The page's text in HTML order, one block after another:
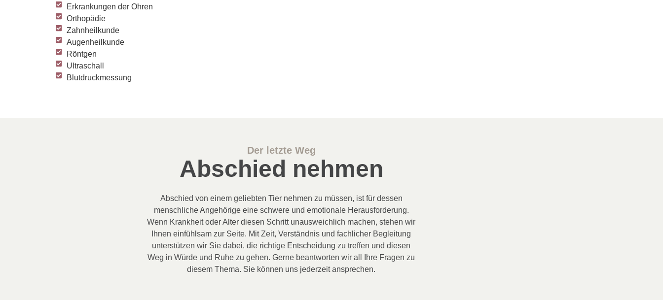
Erkrankungen der Ohren
Orthopädie
Zahnheilkunde
Augenheilkunde
Röntgen
Ultraschall
Blutdruckmessung
Der letzte Weg
Abschied nehmen
Abschied von einem geliebten Tier nehmen zu müssen, ist für dessen
menschliche Angehörige eine schwere und emotionale Herausforderung.
Wenn Krankheit oder Alter diesen Schritt unausweichlich machen, stehen wir
Ihnen einfühlsam zur Seite. Mit Zeit, Verständnis und fachlicher Begleitung
unterstützen wir Sie dabei, die richtige Entscheidung zu treffen und diesen
Weg in Würde und Ruhe zu gehen. Gerne beantworten wir all Ihre Fragen zu
diesem Thema. Sie können uns jederzeit ansprechen.